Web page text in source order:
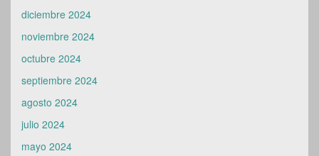
diciembre 2024
noviembre 2024
octubre 2024
septiembre 2024
agosto 2024
julio 2024
mayo 2024